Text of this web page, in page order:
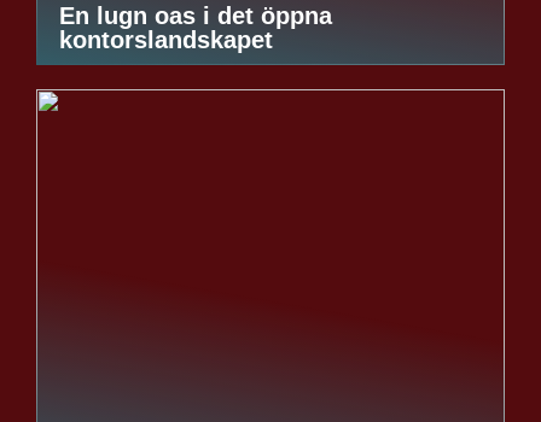
En lugn oas i det öppna
kontorslandskapet